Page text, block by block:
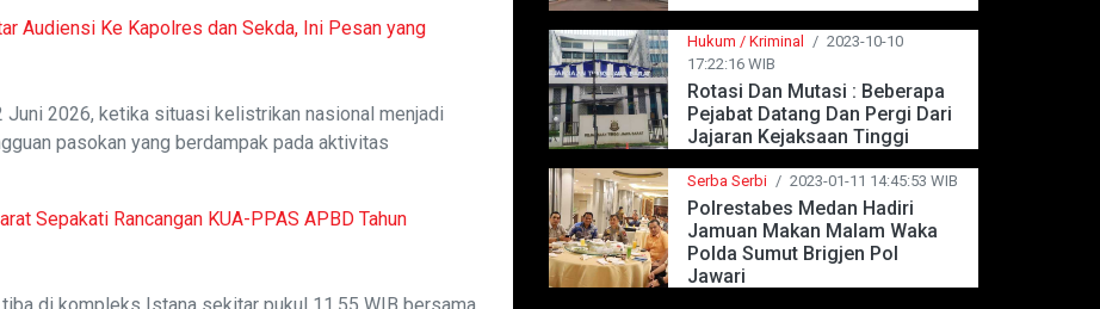
Audiensi Ke Kapolres dan Sekda, Ini Pesan yang
Juni 2026, ketika situasi kelistrikan nasional menjadi
pasokan yang berdampak pada aktivitas
Sepakati Rancangan KUA-PPAS APBD Tahun
Hukum / Kriminal / 2023-10-10
17:22:16 WIB
Rotasi Dan Mutasi : Beberapa
Pejabat Datang Dan Pergi Dari
Jajaran Kejaksaan Tinggi
Serba Serbi / 2023-01-11 14:45:53 WIB
Polrestabes Medan Hadiri
Jamuan Makan Malam Waka
Polda Sumut Brigjen Pol
Jawari